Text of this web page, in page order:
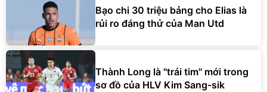
Bạo chi 30 triệu bảng cho Elias là
rủi ro đáng thử của Man Utd
Thành Long là "trái tim" mới trong
sơ đồ của HLV Kim Sang-sik